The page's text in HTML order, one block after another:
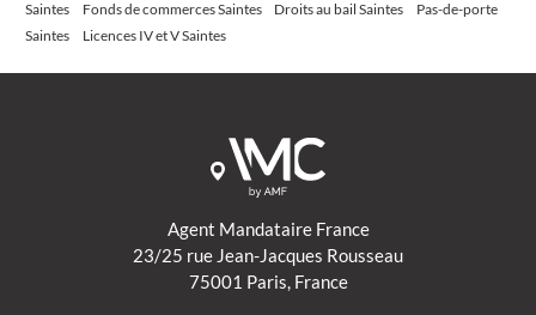
Saintes
Fonds de commerces Saintes Droits au bail Saintes
Pas-de-porte
Saintes
Licences IV et V Saintes
Agent Mandataire France
23/25 rue Jean-Jacques Rousseau
75001 Paris, France